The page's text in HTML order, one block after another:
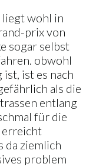
wohl in
prix von
sogar selbst
obwohl
ist es nach
als die
entlang
für die
erreicht
da ziemlich
problem